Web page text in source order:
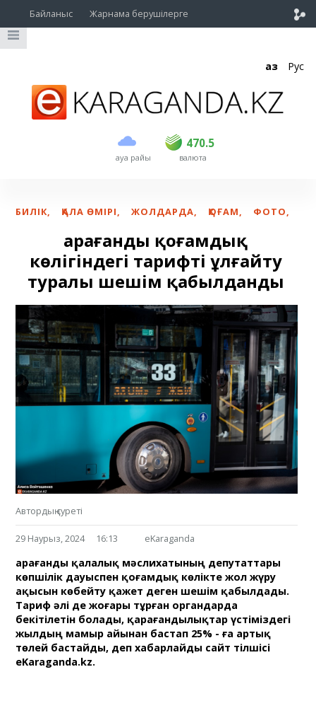
Байланыс Жарнама берушілерге
Қаз Рус
ауа райы
470.5
USD 468.5 470.5
EUR валюта
БИЛІК, ҚАЛА ӨМІРІ, ЖОЛДАРДА, ҚОҒАМ, ФОТО,
Қарағанды қоғамдық
көлігіндегі тарифті ұлғайту
туралы шешім қабылданды
Автордың суреті
29 Наурыз, 2024 16:13 eKaraganda
Қарағанды қалалық мәслихатының депутаттары
көпшілік дауыспен қоғамдық көлікте жол жүру
ақысын көбейту қажет деген шешім қабылдады.
Тариф әлі де жоғары тұрған органдарда
бекітілетін болады, қарағандылықтар үстіміздегі
жылдың мамыр айынан бастап 25% - ға артық
төлей бастайды, деп хабарлайды сайт тілшісі
eKaraganda.kz.